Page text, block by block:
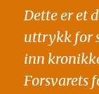
Dette er et
uttrykk for
inn
Forsvarets